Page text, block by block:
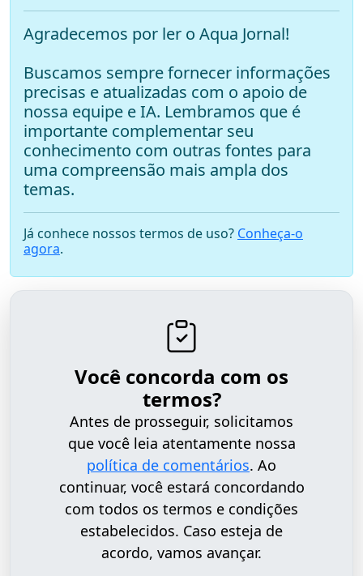
Agradecemos por ler o Aqua Jornal!
Buscamos sempre fornecer informações
precisas e atualizadas com o apoio de
nossa equipe e IA. Lembramos que é
importante complementar seu
conhecimento com outras fontes para
uma compreensão mais ampla dos
temas.
Já conhece nossos termos de uso? Conheça-o
agora.
Você concorda com os
termos?
Antes de prosseguir, solicitamos
que você leia atentamente nossa
política de comentários. Ao
continuar, você estará concordando
com todos os termos e condições
estabelecidos. Caso esteja de
acordo, vamos avançar.